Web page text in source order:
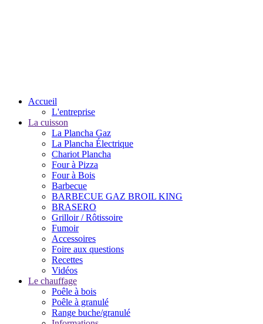
Accueil
L'entreprise
La cuisson
La Plancha Gaz
La Plancha Électrique
Chariot Plancha
Four à Pizza
Four à Bois
Barbecue
BARBECUE GAZ BROIL KING
BRASERO
Grilloir / Rôtissoire
Fumoir
Accessoires
Foire aux questions
Recettes
Vidéos
Le chauffage
Poêle à bois
Poêle à granulé
Range buche/granulé